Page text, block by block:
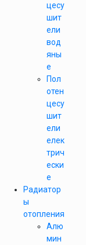
цесу
шит
ели
вод
яны
е
Пол
отен
цесу
шит
ели
елек
трич
ески
е
Радиатор
ы
отопления
Алю
мин